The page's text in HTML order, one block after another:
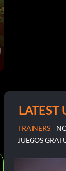
LATEST
TRAINERS
JUEGOS